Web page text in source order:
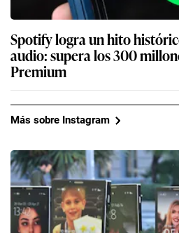
Spotify logra un hito
audio: supera los 300
Premium
Más sobre Instagram